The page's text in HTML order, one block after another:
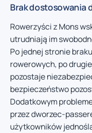
Brak dostosowania
Rowerzyści z Mons
utrudniają im
Po jednej stronie
rowerowych, po
pozostaje
bezpieczeństwo
Dodatkowym
przez dworzec-
użytkowników